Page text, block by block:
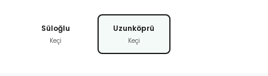
Süloğlu
Keçi
Uzunköprü
Keçi